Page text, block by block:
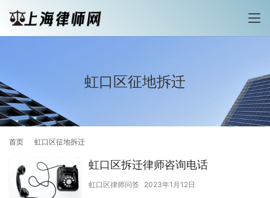
虹口区征地拆迁
首页 虹口区征地拆迁
虹口区拆迁律师咨询电话
虹口区律师问答 2023年1月12日